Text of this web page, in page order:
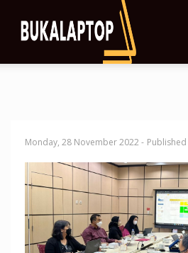
Monday, 28 November 2022 - Published